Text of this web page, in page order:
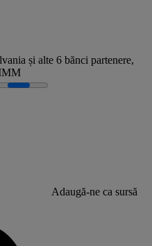
și alte 6 bănci partenere,
Adaugă-ne ca sursă